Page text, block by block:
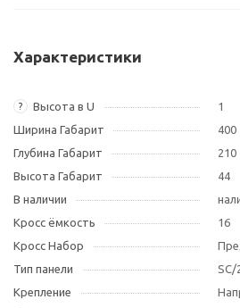
Характеристики
? Высота в U
1
Ширина Габарит
400
Глубина Габарит
210
Высота Габарит
44
В наличии
Кросс ёмкость
16
Кросс Набор
Тип панели
SC/
Крепление